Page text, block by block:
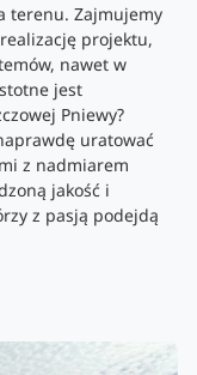
terenu. Zajmujemy
projektu,
nawet w
jest
Pniewy?
uratować
z nadmiarem
jakość i
z pasją podejdą